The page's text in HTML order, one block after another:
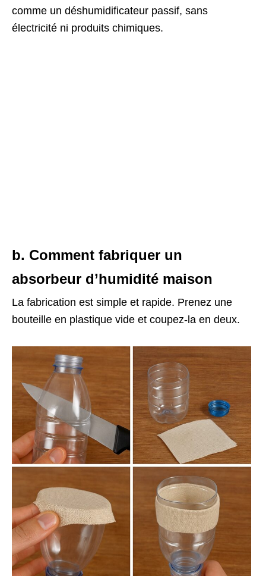
comme un déshumidificateur passif, sans
électricité ni produits chimiques.
b. Comment fabriquer un
absorbeur d’humidité maison
La fabrication est simple et rapide. Prenez une
bouteille en plastique vide et coupez-la en deux.